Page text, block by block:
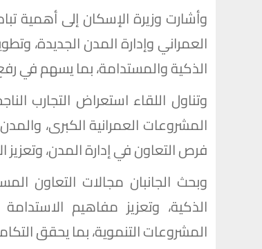
وأشارت وزيرة الإسكان إلى أهمية
العمراني وإدارة المدن الجديدة،
الذكية والمستدامة، بما يسهم في
وتناول اللقاء استعراض التجارب
المشروعات العمرانية الكبرى،
فرص التعاون في إدارة المدن، وتعزيز
وبحث الجانبان مجالات التعاون
الذكية، وتعزيز مفاهيم
المشروعات التنموية، بما يحقق